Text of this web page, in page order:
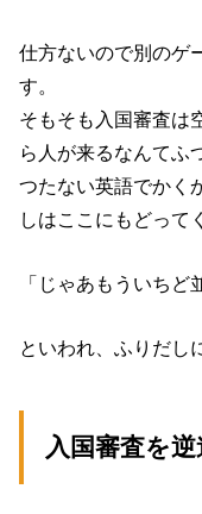
仕方ないので別のゲ
す。
そもそも入国審査は
ら人が来るなんてふ
つたない英語でかく
しはここにもどって
「じゃあもういちど
といわれ、ふりだし
入国審査を逆